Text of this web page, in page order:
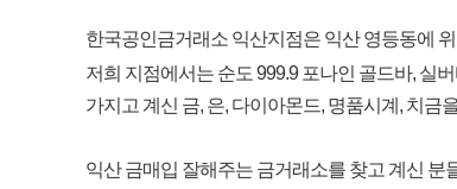
한국공인금거래소 익산지점은 익산 영등동에
저희 지점에서는 순도 999.9 포나인 골드바, 실
가지고 계신 금, 은, 다이아몬드, 명품시계, 치금
익산 금매입 잘해주는 금거래소를 찾고 계신 분